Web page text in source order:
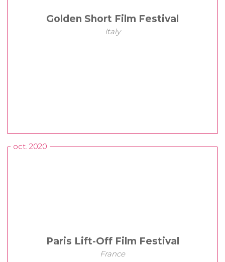
Golden Short Film Festival
Italy
oct. 2020
Paris Lift-Off Film Festival
France